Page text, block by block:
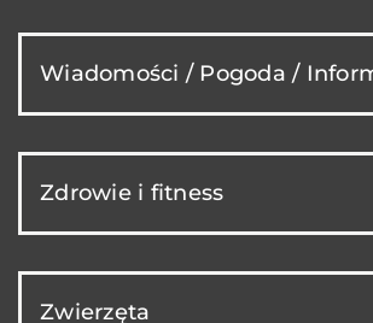
Wiadomości / Pogoda /
Zdrowie i fitness
Zwierzęta